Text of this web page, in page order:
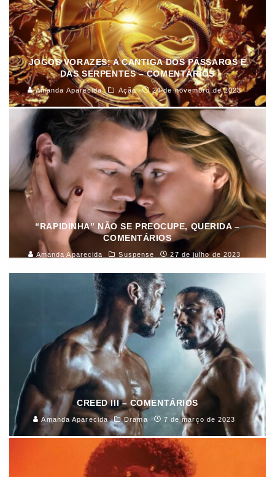
JOGOS VORAZES: A CANTIGA DOS PÁSSAROS E
DAS SERPENTES – COMENTÁRIOS
Amanda Aparecida Ação 24 de novembro de 2023
“RAPIDINHA” NÃO SE PREOCUPE, QUERIDA –
COMENTÁRIOS
Amanda Aparecida Suspense 27 de julho de 2023
CREED III – COMENTÁRIOS
Amanda Aparecida Drama 7 de março de 2023